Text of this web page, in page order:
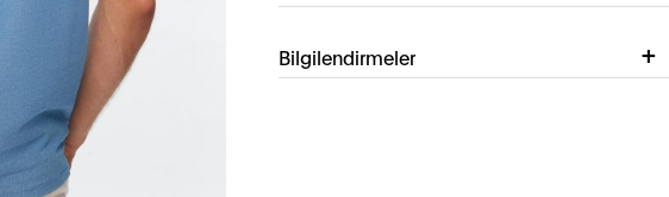
Bilgilendirmeler